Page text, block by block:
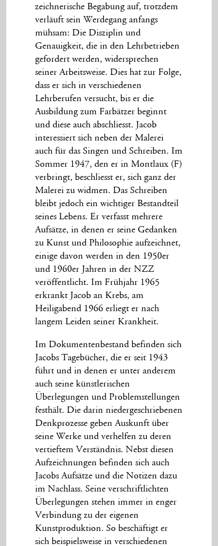
zeichnerische Begabung auf, trotzdem
verläuft sein Werdegang anfangs
mühsam: Die Disziplin und
Genauigkeit, die in den Lehrbetrieben
gefordert werden, widersprechen
seiner Arbeitsweise. Dies hat zur Folge,
dass er sich in verschiedenen
Lehrberufen versucht, bis er die
Ausbildung zum Farbätzer beginnt
und diese auch abschliesst. Jacob
interessiert sich neben der Malerei
auch für das Singen und Schreiben. Im
Sommer 1947, den er in Montlaux (F)
verbringt, beschliesst er, sich ganz der
Malerei zu widmen. Das Schreiben
bleibt jedoch ein wichtiger Bestandteil
seines Lebens. Er verfasst mehrere
Aufsätze, in denen er seine Gedanken
zu Kunst und Philosophie aufzeichnet,
einige davon werden in den 1950er
und 1960er Jahren in der NZZ
veröffentlicht. Im Frühjahr 1965
erkrankt Jacob an Krebs, am
Heiligabend 1966 erliegt er nach
langem Leiden seiner Krankheit.
Im Dokumentenbestand befinden sich
Jacobs Tagebücher, die er seit 1943
führt und in denen er unter anderem
auch seine künstlerischen
Überlegungen und Problemstellungen
festhält. Die darin niedergeschriebenen
Denkprozesse geben Auskunft über
seine Werke und verhelfen zu deren
vertieftem Verständnis. Nebst diesen
Aufzeichnungen befinden sich auch
Jacobs Aufsätze und die Notizen dazu
im Nachlass. Seine verschriftlichten
Überlegungen stehen immer in enger
Verbindung zu der eigenen
Kunstproduktion. So beschäftigt er
sich beispielsweise in verschiedenen